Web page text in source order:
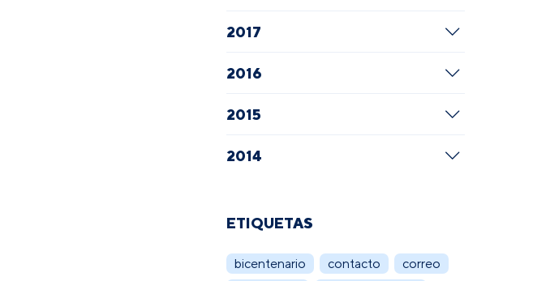
2017
2016
2015
2014
ETIQUETAS
bicentenario contacto
correo